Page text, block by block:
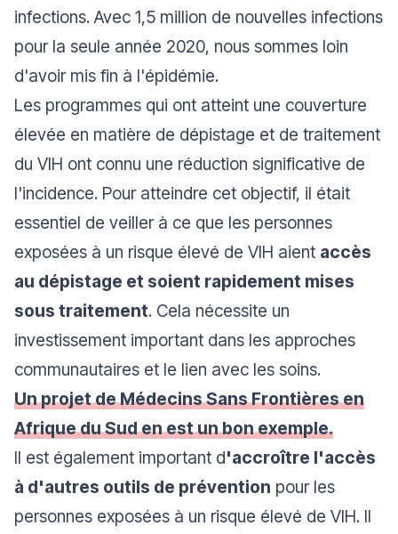
infections. Avec 1,5 million de nouvelles infections
pour la seule année 2020, nous sommes loin
d'avoir mis fin à l'épidémie.
Les programmes qui ont atteint une couverture
élevée en matière de dépistage et de traitement
du VIH ont connu une réduction significative de
l'incidence. Pour atteindre cet objectif, il était
essentiel de veiller à ce que les personnes
exposées à un risque élevé de VIH aient accès
au dépistage et soient rapidement mises
sous traitement. Cela nécessite un
investissement important dans les approches
communautaires et le lien avec les soins.
Un projet de Médecins Sans Frontières en
Afrique du Sud en est un bon exemple.
Il est également important d'accroître l'accès
à d'autres outils de prévention pour les
personnes exposées à un risque élevé de VIH. Il